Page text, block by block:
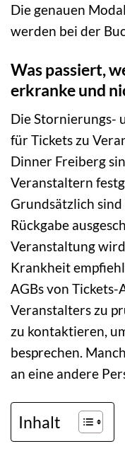
Die genauen
werden bei der
Was passiert,
erkranke und
Die Stornierungs-
für Tickets zu
Dinner Freiberg
Veranstaltern
Grundsätzlich
Rückgabe
Veranstaltung
Krankheit
AGBs von
Veranstalters zu
zu kontaktieren,
besprechen.
an eine andere
Inhalt